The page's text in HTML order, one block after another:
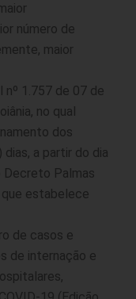
número de
maior
1.757 de 07 de
no qual
dos
a partir do dia
Decreto Palmas
que estabelece
de casos e
de internação e